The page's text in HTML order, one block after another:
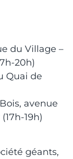
du Village –
20h)
Quai de
avenue
19h)
géants,